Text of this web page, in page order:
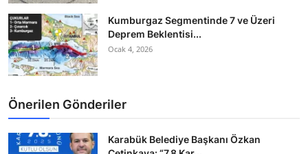
E-GAZETE
Kumburgaz Segmentinde 7 ve Üzeri
Deprem Beklentisi...
Ocak 4, 2026
Önerilen Gönderiler
Karabük Belediye Başkanı Özkan